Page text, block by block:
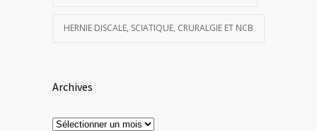
HERNIE DISCALE, SCIATIQUE, CRURALGIE ET NCB
Archives